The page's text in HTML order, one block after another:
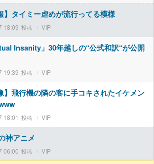
】タイミー虐めが流行ってる模様
18:09 VIP
Insanity」30年越しの“公式和訳“が公開
19:39 VIP
】飛行機の隣の客に手コキされたイケメン
18:01 VIP
神アニメ
06:00 VIP